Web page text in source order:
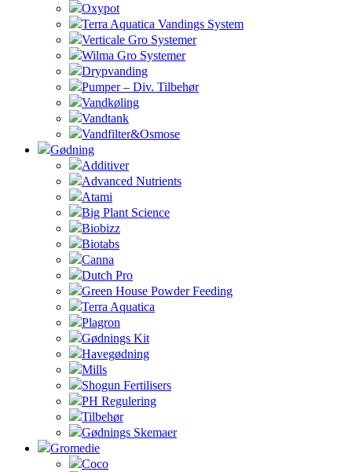
Oxypot
Terra Aquatica Vandings System
Verticale Gro Systemer
Wilma Gro Systemer
Drypvanding
Pumper – Div. Tilbehør
Vandkøling
Vandtank
Vandfilter&Osmose
Gødning
Additiver
Advanced Nutrients
Atami
Big Plant Science
Biobizz
Biotabs
Canna
Dutch Pro
Green House Powder Feeding
Terra Aquatica
Plagron
Gødnings Kit
Havegødning
Mills
Shogun Fertilisers
PH Regulering
Tilbehør
Gødnings Skemaer
Gromedie
Coco